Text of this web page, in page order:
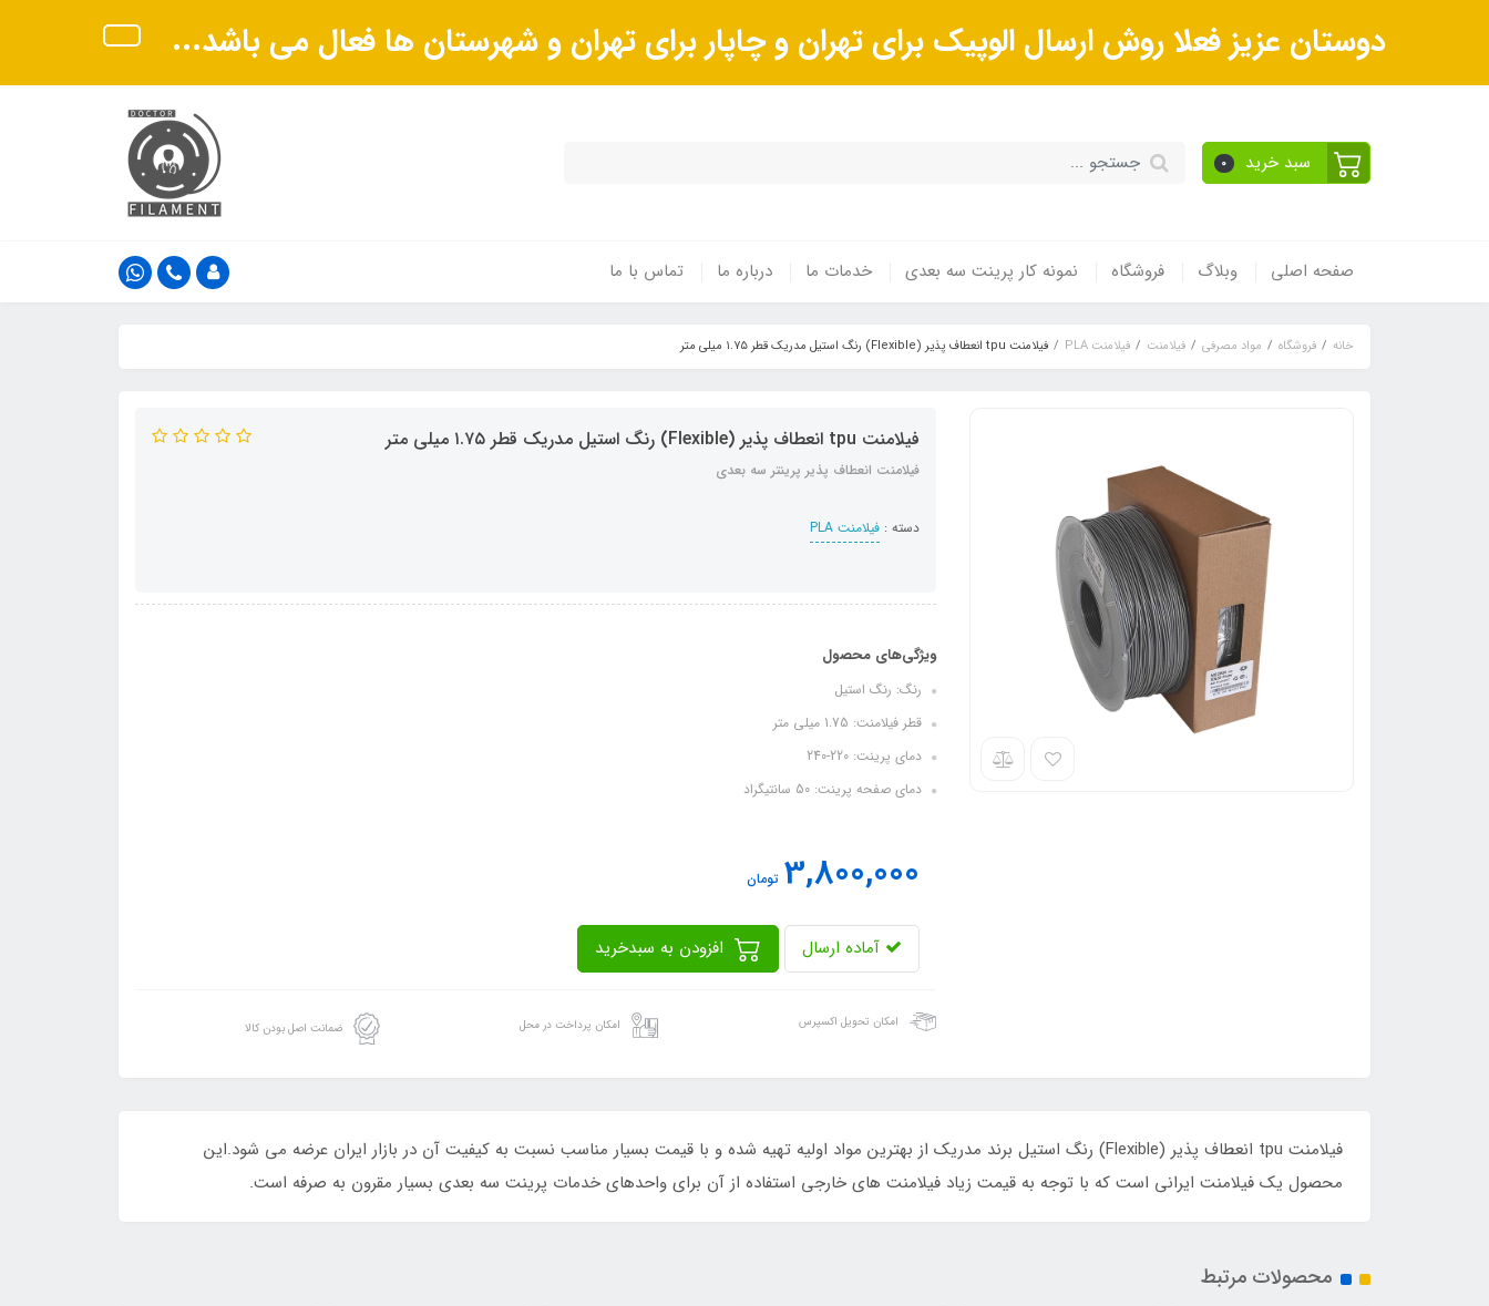
دوستان عزیز فعلا روش ارسال الوپیک برای تهران و چاپار برای تهران و شهرستان ها فعال می باشد...
سبد خرید 0
صفحه اصلی وبلاگ فروشگاه نمونه کار پرینت سه بعدی خدمات ما درباره ما تماس با ما
خانه فروشگاه مواد مصرفی فیلامنت فیلامنت PLA فیلامنت tpu انعطاف پذیر (Flexible) رنگ استیل مدریک قطر ۱.۷۵ میلی متر
فیلامنت tpu انعطاف پذیر (Flexible) رنگ استیل مدریک قطر ۱.۷۵ میلی متر
فیلامنت انعطاف پذیر پرینتر سه بعدی
دسته : فیلامنت PLA
ویژگی‌های محصول
رنگ: رنگ استیل
قطر فیلامنت: 1.75 میلی متر
دمای پرینت: 220-240
دمای صفحه پرینت: 50 سانتیگراد
3,800,000 تومان
آماده ارسال
امکان تحویل اکسپرس امکان پرداخت در محل ضمانت اصل بودن کالا
فیلامنت tpu انعطاف پذیر (Flexible) رنگ استیل برند مدریک از بهترین مواد اولیه تهیه شده و با قیمت بسیار مناسب نسبت به کیفیت آن در بازار ایران عرضه می شود.این
محصول یک فیلامنت ایرانی است که با توجه به قیمت زیاد فیلامنت های خارجی استفاده از آن برای واحدهای خدمات پرینت سه بعدی بسیار مقرون به صرفه است.
محصولات مرتبط